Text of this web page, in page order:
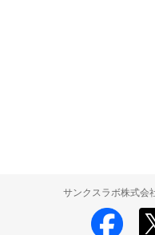
サンクスラボ株式会